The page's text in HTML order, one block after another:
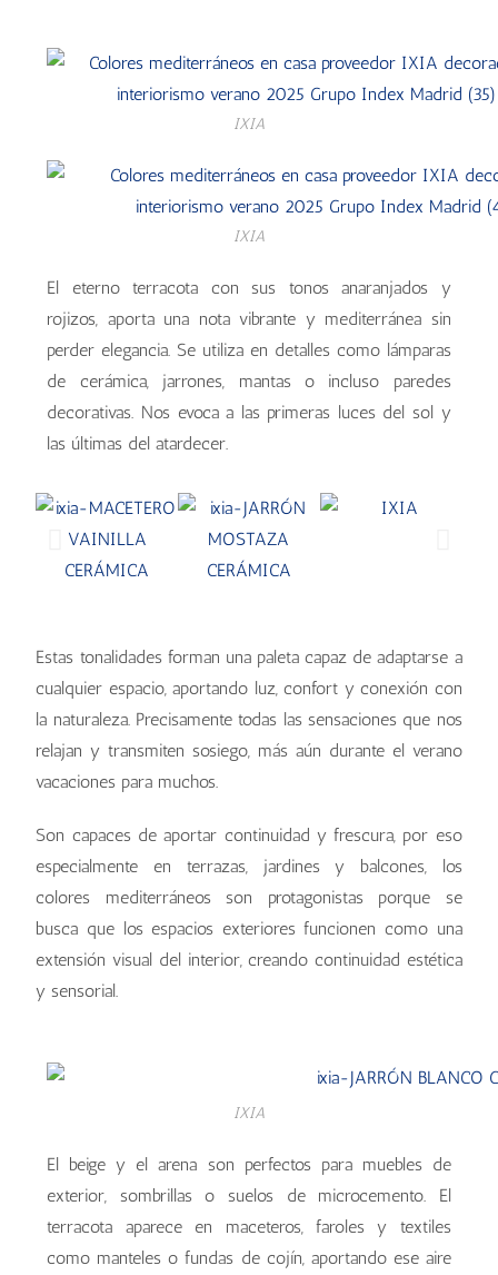
IXIA
IXIA
El eterno terracota con sus tonos anaranjados y
rojizos, aporta una nota vibrante y mediterránea sin
perder elegancia. Se utiliza en detalles como lámparas
de cerámica, jarrones, mantas o incluso paredes
decorativas. Nos evoca a las primeras luces del sol y
las últimas del atardecer.
Estas tonalidades forman una paleta capaz de adaptarse a
cualquier espacio, aportando luz, confort y conexión con
la naturaleza. Precisamente todas las sensaciones que nos
relajan y transmiten sosiego, más aún durante el verano
vacaciones para muchos.
Son capaces de aportar continuidad y frescura, por eso
especialmente en terrazas, jardines y balcones, los
colores mediterráneos son protagonistas porque se
busca que los espacios exteriores funcionen como una
extensión visual del interior, creando continuidad estética
y sensorial.
IXIA
El beige y el arena son perfectos para muebles de
exterior, sombrillas o suelos de microcemento. El
terracota aparece en maceteros, faroles y textiles
como manteles o fundas de cojín, aportando ese aire